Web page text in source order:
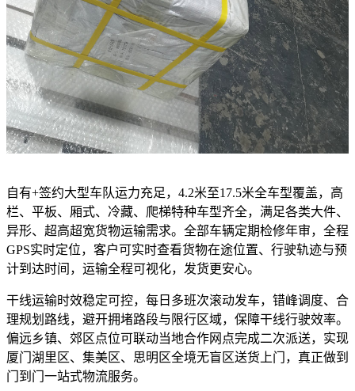
自有+签约大型车队运力充足，4.2米至17.5米全车型覆盖，高
栏、平板、厢式、冷藏、爬梯特种车型齐全，满足各类大件、
异形、超高超宽货物运输需求。全部车辆定期检修年审，全程
GPS实时定位，客户可实时查看货物在途位置、行驶轨迹与预
计到达时间，运输全程可视化，发货更安心。
干线运输时效稳定可控，每日多班次滚动发车，错峰调度、合
理规划路线，避开拥堵路段与限行区域，保障干线行驶效率。
偏远乡镇、郊区点位可联动当地合作网点完成二次派送，实现
厦门湖里区、集美区、思明区全境无盲区送货上门，真正做到
门到门一站式物流服务。